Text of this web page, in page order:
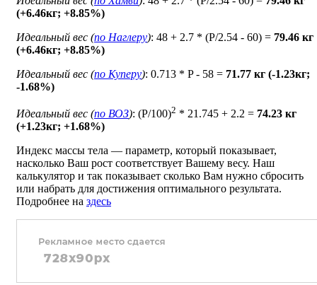
(+6.46кг; +8.85%)
Идеальный вес (по Наглеру): 48 + 2.7 * (P/2.54 - 60) = 79.46 кг
(+6.46кг; +8.85%)
Идеальный вес (по Куперу): 0.713 * P - 58 = 71.77 кг (-1.23кг;
-1.68%)
Идеальный вес (по ВОЗ): (P/100)2 * 21.745 + 2.2 = 74.23 кг
(+1.23кг; +1.68%)
Индекс массы тела — параметр, который показывает,
насколько Ваш рост соответствует Вашему весу. Наш
калькулятор и так показывает сколько Вам нужно сбросить
или набрать для достижения оптимального результата.
Подробнее на здесь